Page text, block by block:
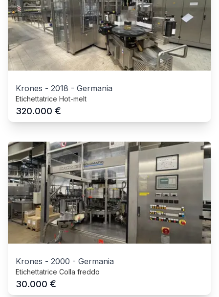
Krones - 2018 - Germania
Etichettatrice Hot-melt
320.000 €
Krones - 2000 - Germania
Etichettatrice Colla freddo
30.000 €